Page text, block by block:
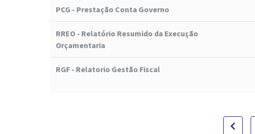
PCG - Prestação Conta Governo
RREO - Relatório Resumido da Execução
Orçamentaria
RGF - Relatorio Gestão Fiscal
navigate_before